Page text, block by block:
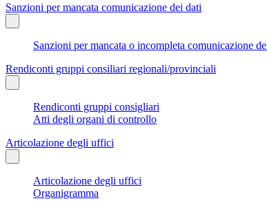
Sanzioni per mancata comunicazione dei dati
Sanzioni per mancata o incompleta comunicazione
Rendiconti gruppi consiliari regionali/provinciali
Rendiconti gruppi consigliari
Atti degli organi di controllo
Articolazione degli uffici
Articolazione degli uffici
Organigramma